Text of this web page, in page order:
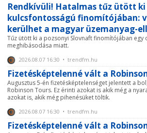
Rendkívüli! Hatalmas tűz ütött ki
kulcsfontosságú finomítójában:
kerülhet a magyar üzemanyag-
Tűz ütött ki a pozsonyi Slovnaft finomítójában
meghibásodása miatt.
2026.08.07 16:30 • trendfm.hu
Fizetésképtelenné vált a
Augusztus 5-én fizetésképtelenséget jelentett a
Robinson Tours. Ez érinti azokat is akik még a
azokat is, akik még pihenésüket töltik.
2026.08.07 16:30 • trendfm.hu
Fizetésképtelenné vált a